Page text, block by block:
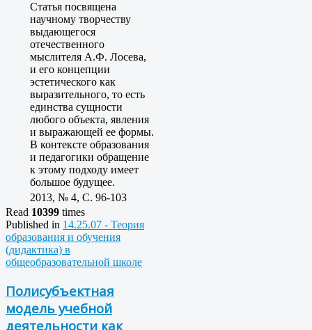
Статья посвящена
научному творчеству
выдающегося
отечественного
мыслителя А.Ф. Лосева,
и его концепции
эстетического как
выразительного, то есть
единства сущности
любого объекта, явления
и выражающей ее формы.
В контексте образования
и педагогики обращение
к этому подходу имеет
большое будущее.
2013, № 4, C. 96-103
Read 10399 times
Published in 14.25.07 - Теория
образования и обучения
(дидактика) в
общеобразовательной школе
Полисубъектная
модель учебной
деятельности как